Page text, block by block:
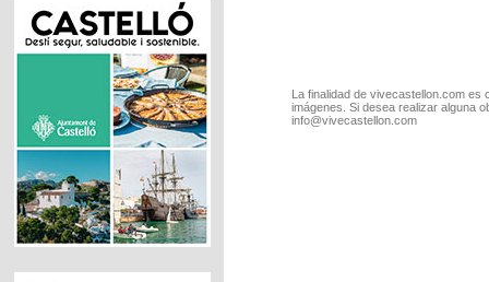
La finalidad de vivecastellon.com
imágenes. Si desea realizar alguna
info@vivecastellon.com